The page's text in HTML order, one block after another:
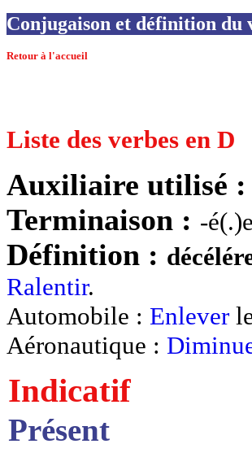
Conjugaison et définition du
Retour à l'accueil
Liste des verbes en D
Auxiliaire utilisé :
Terminaison : -
Définition :
Ralentir.
Automobile : Enlever
Aéronautique :
Indicatif
Présent